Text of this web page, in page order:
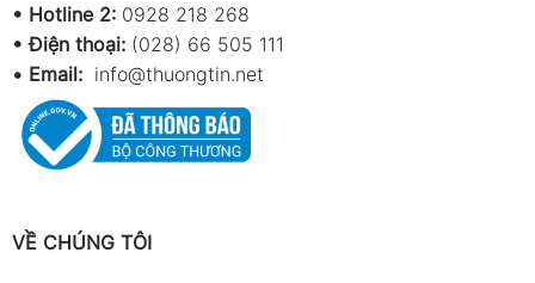
• Hotline 2: 0928 218 268
• Điện thoại: (028) 66 505 111
• Email: info@thuongtin.net
VỀ CHÚNG TÔI